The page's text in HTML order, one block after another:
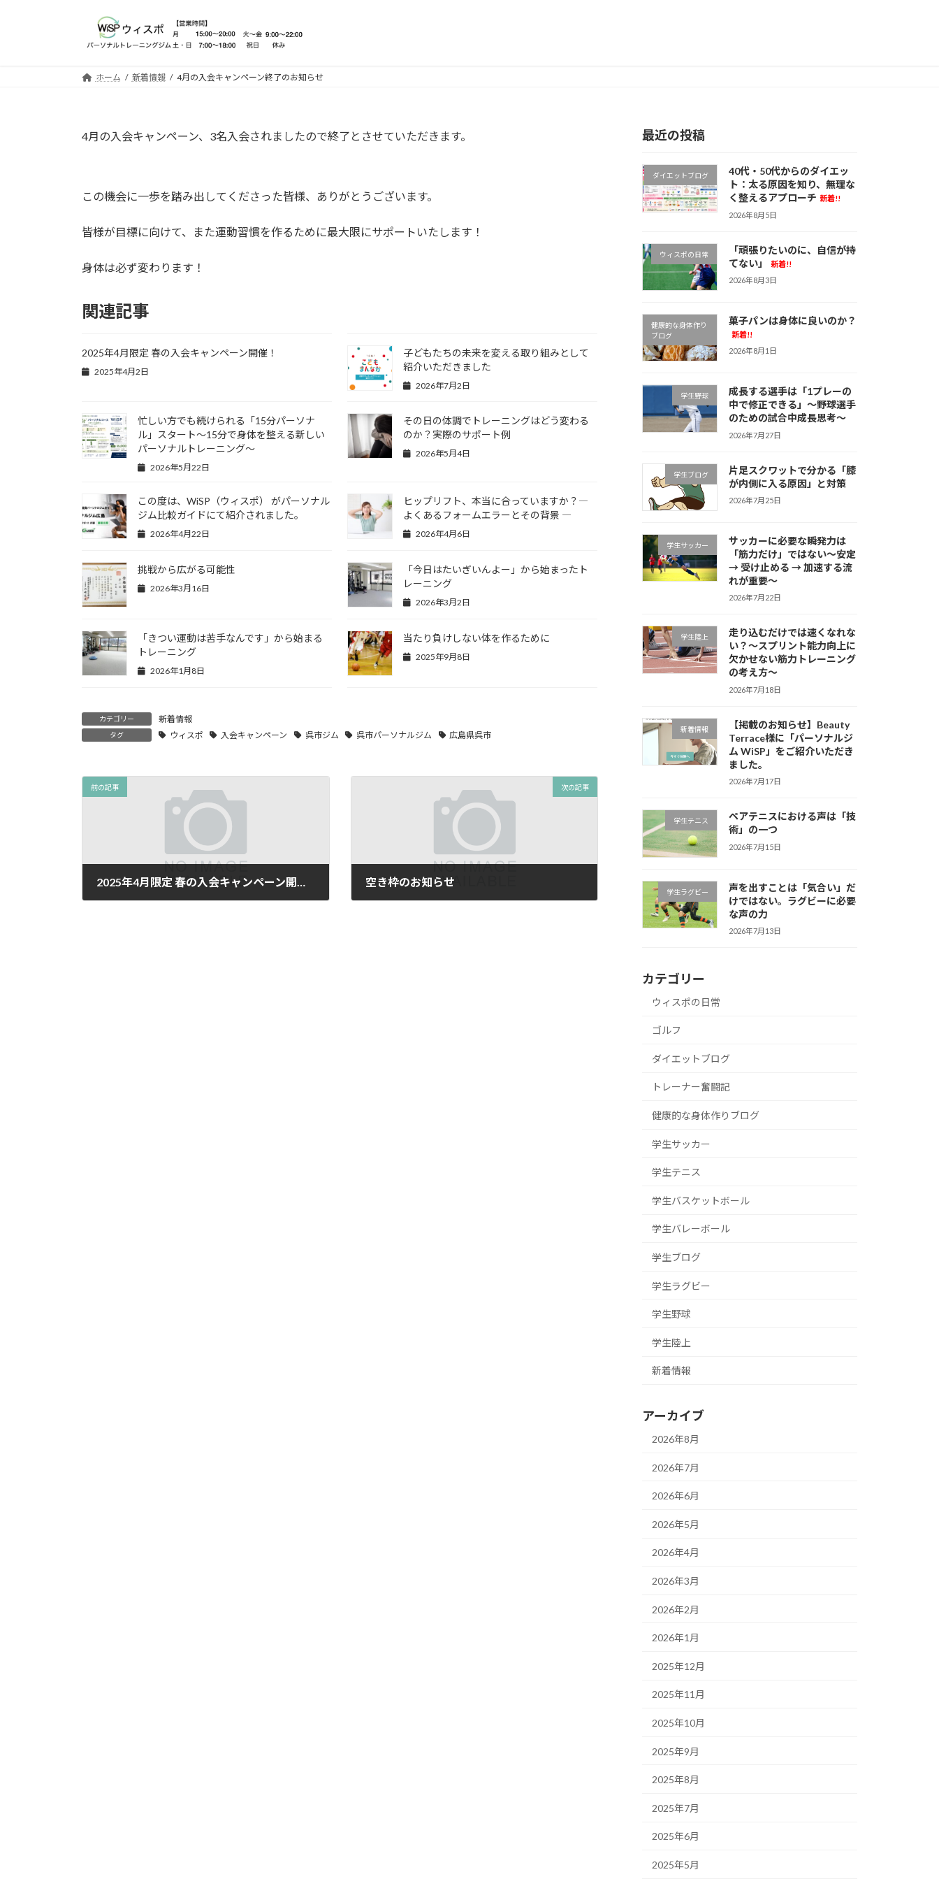
ホーム 新着情報 4月の入会キャンペーン終了のお知らせ
4月の入会キャンペーン、3名入会されましたので終了とさせていただきます。
この機会に一歩を踏み出してくださった皆様、ありがとうございます。
皆様が目標に向けて、また運動習慣を作るために最大限にサポートいたします！
身体は必ず変わります！
関連記事
2025年4月限定 春の入会キャンペーン開催！
2025年4月2日
子どもたちの未来を変える取り組みとして
紹介いただきました
2026年7月2日
忙しい方でも続けられる「15分パーソナ
ル」スタート～15分で身体を整える新しい
パーソナルトレーニング～
2026年5月22日
その日の体調でトレーニングはどう変わる
のか？実際のサポート例
2026年5月4日
この度は、WiSP（ウィスポ） がパーソナル
ジム比較ガイドにて紹介されました。
2026年4月22日
ヒップリフト、本当に合っていますか？―
よくあるフォームエラーとその背景 ―
2026年4月6日
挑戦から広がる可能性
2026年3月16日
「今日はたいぎいんよー」から始まったト
レーニング
2026年3月2日
「きつい運動は苦手なんです」から始まる
トレーニング
2026年1月8日
当たり負けしない体を作るために
2025年9月8日
カテゴリー 新着情報
タグ ウィスポ 入会キャンペーン 呉市ジム 呉市パーソナルジム 広島県呉市
前の記事
2025年4月限定 春の入会キャンペーン開催！
次の記事
空き枠のお知らせ
最近の投稿
ダイエットブログ
40代・50代からのダイエッ
ト：太る原因を知り、無理な
く整えるアプローチ 新着!!
2026年8月5日
ウィスポの日常
「頑張りたいのに、自信が持
てない」
新着!!
2026年8月3日
健康的な身体作り
ブログ
菓子パンは身体に良いのか？
新着!!
2026年8月1日
学生野球
成長する選手は「1プレーの
中で修正できる」～野球選手
のための試合中成長思考～
2026年7月27日
学生ブログ
片足スクワットで分かる「膝
が内側に入る原因」と対策
2026年7月25日
学生サッカー
サッカーに必要な瞬発力は
「筋力だけ」ではない～安定
→ 受け止める → 加速する流
れが重要～
2026年7月22日
学生陸上
走り込むだけでは速くなれな
い？～スプリント能力向上に
欠かせない筋力トレーニング
の考え方～
2026年7月18日
新着情報
【掲載のお知らせ】Beauty
Terrace様に「パーソナルジ
ム WiSP」をご紹介いただき
ました。
2026年7月17日
学生テニス
ペアテニスにおける声は「技
術」の一つ
2026年7月15日
学生ラグビー
声を出すことは「気合い」だ
けではない。ラグビーに必要
な声の力
2026年7月13日
カテゴリー
ウィスポの日常
ゴルフ
ダイエットブログ
トレーナー奮闘記
健康的な身体作りブログ
学生サッカー
学生テニス
学生バスケットボール
学生バレーボール
学生ブログ
学生ラグビー
学生野球
学生陸上
新着情報
アーカイブ
2026年8月
2026年7月
2026年6月
2026年5月
2026年4月
2026年3月
2026年2月
2026年1月
2025年12月
2025年11月
2025年10月
2025年9月
2025年8月
2025年7月
2025年6月
2025年5月